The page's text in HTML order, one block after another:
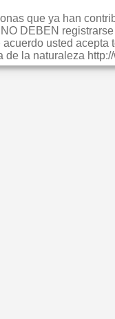
que ya han
DEBEN
acuerdo usted
de la naturaleza